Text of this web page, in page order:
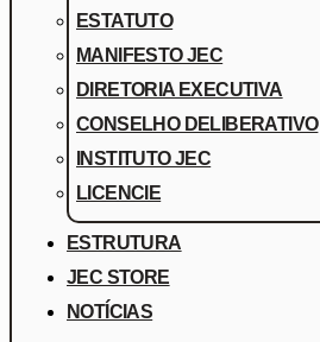
ESTATUTO
MANIFESTO JEC
DIRETORIA EXECUTIVA
CONSELHO DELIBERATIVO
INSTITUTO JEC
LICENCIE
ESTRUTURA
JEC STORE
NOTÍCIAS